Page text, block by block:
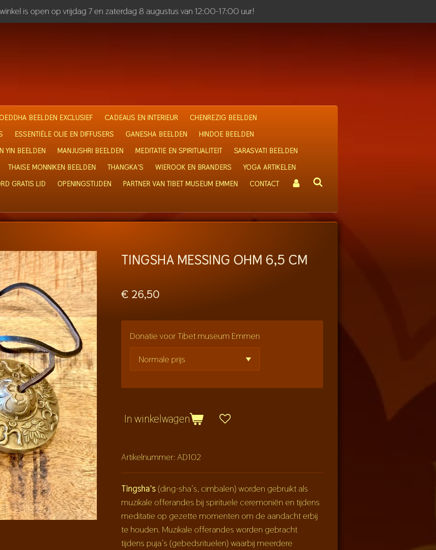
is open op vrijdag 7 en zaterdag 8 augustus van 12:00-17:00 uur!
BEELDEN EXCLUSIEF CADEAUS EN INTERIEUR
CHENREZIG BEELDEN
ESSENTIËLE OLIE EN DIFFUSERS GANESHA BEELDEN
HINDOE BEELDEN
YIN BEELDEN MANJUSHRI BEELDEN MEDITATIE EN SPIRITUALITEIT
SARASVATI BEELDEN
THAISE MONNIKEN BEELDEN THANGKA'S WIEROOK EN BRANDERS
YOGA ARTIKELEN
GRATIS LID OPENINGSTIJDEN PARTNER VAN TIBET MUSEUM EMMEN CONTACT
TINGSHA MESSING OHM 6,5 CM
€ 26,50
Donatie voor Tibet museum Emmen
In winkelwagen
Artikelnummer: AD102
Tingsha’s (ding-sha’s, cimbalen) worden gebruikt als
muzikale offerandes bij spirituele ceremoniën en tijdens
meditatie op gezette momenten om de aandacht erbij
te houden. Muzikale offerandes worden gebracht
tijdens puja’s (gebedsrituelen) waarbij meerdere